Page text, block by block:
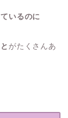
いるのに
がたくさんあ